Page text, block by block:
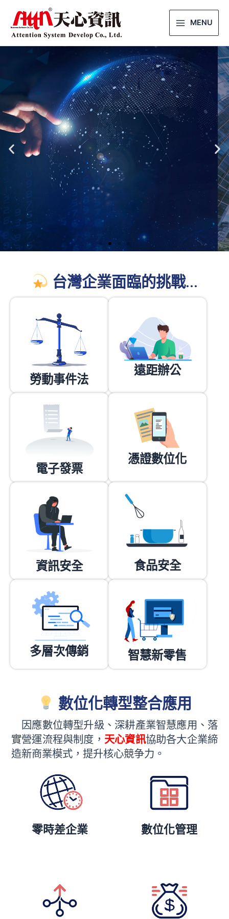
MENU
專業資安防護
讓遠距辦公更安心
前往諮詢
台灣企業面臨的挑戰...
勞動事件法
遠距辦公
電子發票
憑證數位化
資訊安全 食品安全
多層次傳銷 智慧新零售
數位化轉型整合應用
因應數位轉型升級、深耕產業智慧應用、落
實營運流程與制度， 天心資訊協助各大企業締
造新商業模式，提升核心競争力。
零時差企業 數位化管理